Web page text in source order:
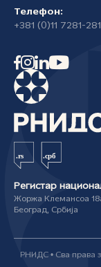
Телефон:
+381 (0)11 7281-281
Регистар
Жоржа Клемансоа
Београд, Србија
РНИДС • Сва права